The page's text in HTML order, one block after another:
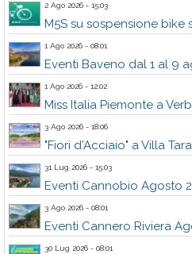
2 Ago 2026 - 15:03
M5S su sospensione bike
1 Ago 2026 - 08:01
Eventi Baveno dal 1 al 9
1 Ago 2026 - 12:02
Miss Italia Piemonte a
3 Ago 2026 - 18:06
"Fiori d'Acciaio" a Villa
31 Lug 2026 - 15:03
Eventi Cannobio Agosto
3 Ago 2026 - 08:01
Eventi Cannero Riviera
30 Lug 2026 - 08:01